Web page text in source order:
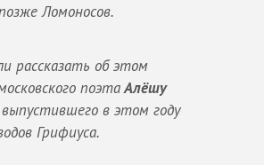
Ломоносов.
рассказать об этом
поэтаАлёшу
выпустившего в этом году
Грифиуса.